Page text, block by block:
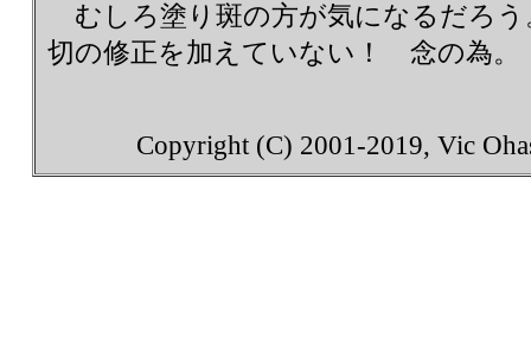
むしろ塗り斑の方が気になるだろ
切の修正を加えていない！ 念の為。
Copyright (C) 2001-2019, Vic